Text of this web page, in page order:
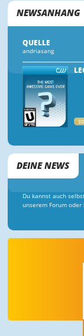
NEWSANHANG
QUELLE
andriasang
DEINE NEWS
Du kannst auch
unserem Forum oder